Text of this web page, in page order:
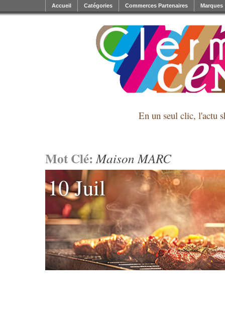
En un seul clic, l'actu
Accueil Catégories Commerces Partenaires Marques
Mot Clé:Maison MARC
10 Juil